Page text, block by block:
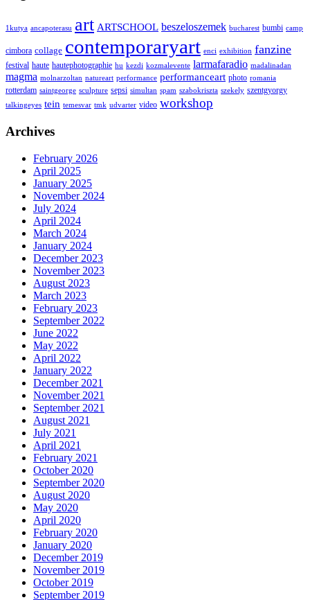
1kutya ancapoterasu art ARTSCHOOL beszeloszemek bucharest bumbi camp
cimbora collage contemporaryart enci exhibition fanzine
festival haute hautephotographie hu kezdi kozmalevente larmafaradio madalinadan
magma molnarzoltan natureart performance performanceart photo romania
rotterdam saintgeorge sculpture sepsi simultan spam szabokriszta szekely szentgyorgy
talkingeyes tein temesvar tmk udvarter video workshop
Archives
February 2026
April 2025
January 2025
November 2024
July 2024
April 2024
March 2024
January 2024
December 2023
November 2023
August 2023
March 2023
February 2023
September 2022
June 2022
May 2022
April 2022
January 2022
December 2021
November 2021
September 2021
August 2021
July 2021
April 2021
February 2021
October 2020
September 2020
August 2020
May 2020
April 2020
February 2020
January 2020
December 2019
November 2019
October 2019
September 2019